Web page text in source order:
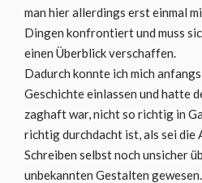
man hier allerdings erst einmal
Dingen konfrontiert und muss
einen Überblick verschaffen.
Dadurch konnte ich mich
Geschichte einlassen und hatte
zaghaft war, nicht so richtig in
richtig durchdacht ist, als sei die
Schreiben selbst noch unsicher
unbekannten Gestalten gewesen.